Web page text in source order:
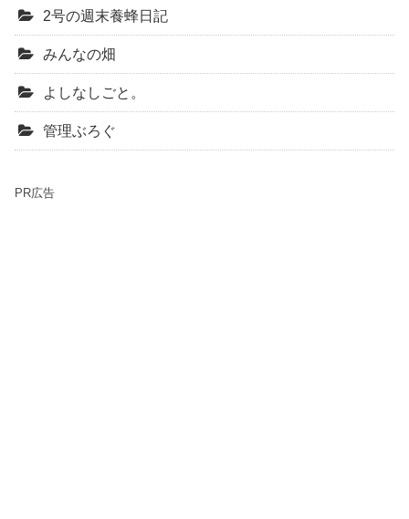
2号の週末養蜂日記
みんなの畑
よしなしごと。
管理ぶろぐ
PR広告